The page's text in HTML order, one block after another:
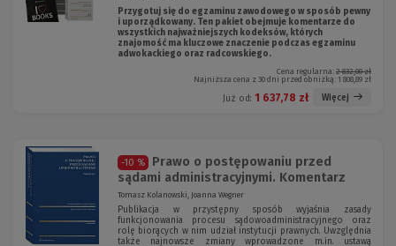
Przygotuj się do egzaminu zawodowego w sposób pewny
i uporządkowany. Ten pakiet obejmuje komentarze do
wszystkich najważniejszych kodeksów, których
znajomość ma kluczowe znaczenie podczas egzaminu
adwokackiego oraz radcowskiego.
Cena regularna: 2 832,00 zł
Najniższa cena z 30 dni przed obniżką: 1 808,89 zł
Już od: 1 637,78 zł Więcej
-10 %
Prawo o postępowaniu przed
sądami administracyjnymi. Komentarz
Tomasz Kolanowski, Joanna Wegner
Publikacja w przystępny sposób wyjaśnia zasady
funkcjonowania procesu sądowoadministracyjnego oraz
rolę biorących w nim udział instytucji prawnych. Uwzględnia
także najnowsze zmiany wprowadzone m.in. ustawą